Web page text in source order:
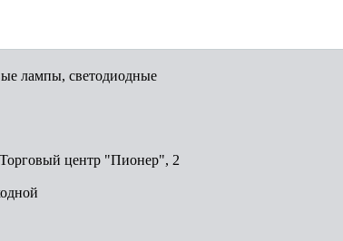
лампы, светодиодные
центр "Пионер", 2